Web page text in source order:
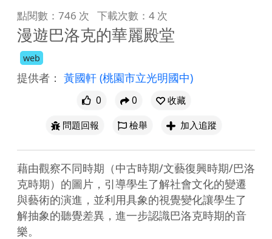
點閱數：746 次 下載次數：4 次
漫遊巴洛克的華麗殿堂
web
提供者： 黃國軒 (桃園市立光明國中)
0 0
收藏
問題回報
檢舉 加入追蹤
藉由觀察不同時期（中古時期/文藝復興時期/巴洛
克時期）的圖片，引導學生了解社會文化的變遷
與藝術的演進，並利用具象的視覺變化讓學生了
解抽象的聽覺差異，進一步認識巴洛克時期的音
樂。